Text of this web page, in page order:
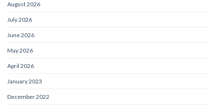
August 2026
July 2026
June 2026
May 2026
April 2026
January 2023
December 2022